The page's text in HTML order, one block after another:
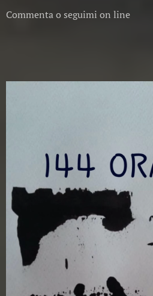
Commenta o seguimi on line